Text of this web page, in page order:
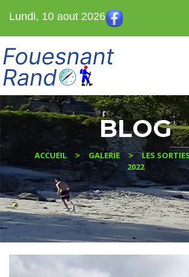
Lundi, 10 aout 2026
BLOG
ACCUEIL > GALERIE >
LES
2022